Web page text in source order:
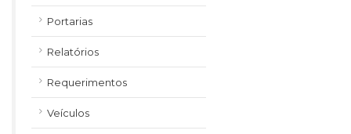
Portarias
Relatórios
Requerimentos
Veículos